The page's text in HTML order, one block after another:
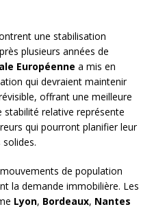
une stabilisation
plusieurs années de
Européenne a mis en
qui devraient maintenir
offrant une meilleure
stabilité relative représente
qui pourront planifier leur
de population
la demande immobilière. Les
Lyon, Bordeaux, Nantes